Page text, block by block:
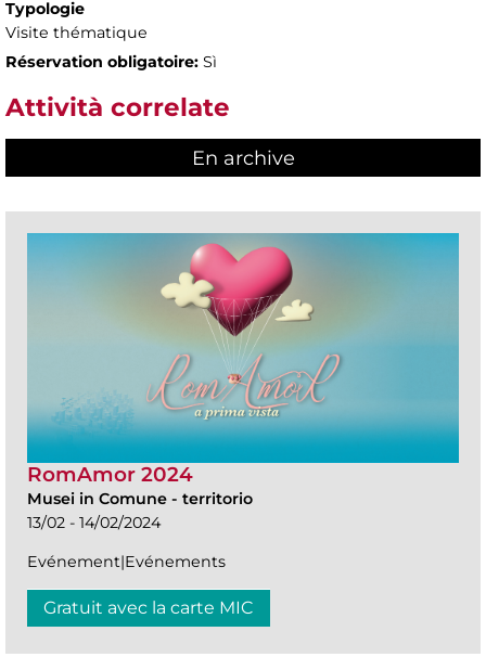
Typologie
Visite thématique
Réservation obligatoire: Sì
Attività correlate
En archive
RomAmor 2024
Musei in Comune - territorio
13/02 - 14/02/2024
Evénement|Evénements
Gratuit avec la carte MIC